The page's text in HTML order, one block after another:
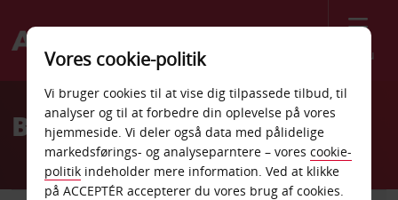
Menu
Welcome
AvisBilleje Frosinone
Vores cookie-politik
Vi bruger cookies til at vise dig tilpassede tilbud, til
analyser og til at forbedre din oplevelse på vores
hjemmeside. Vi deler også data med pålidelige
markedsførings- og analyseparntere – vores cookie-
politik indeholder mere information. Ved at klikke
på ACCEPTÉR accepterer du vores brug af cookies.